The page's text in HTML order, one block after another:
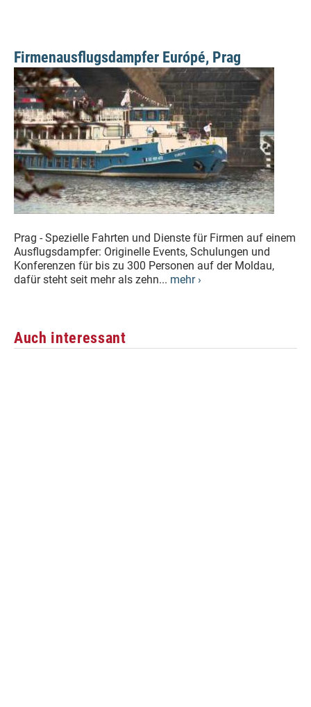
Firmenausflugsdampfer Európé, Prag
Prag - Spezielle Fahrten und Dienste für Firmen auf einem
Ausflugsdampfer: Originelle Events, Schulungen und
Konferenzen für bis zu 300 Personen auf der Moldau,
dafür steht seit mehr als zehn... mehr ›
Auch interessant